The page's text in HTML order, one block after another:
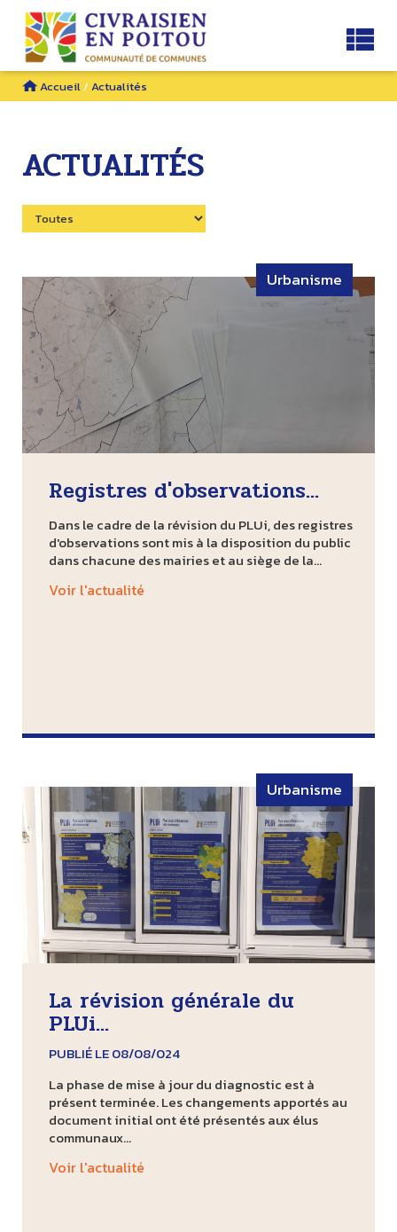
Accueil/ Actualités
ACTUALITÉS
Urbanisme
Registres d'observations...
Dans le cadre de la révision du PLUi, des registres
d'observations sont mis à la disposition du public
dans chacune des mairies et au siège de la...
Voir l'actualité
Urbanisme
La révision générale du
PLUi...
PUBLIÉ LE 08/08/024
La phase de mise à jour du diagnostic est à
présent terminée. Les changements apportés au
document initial ont été présentés aux élus
communaux...
Voir l'actualité